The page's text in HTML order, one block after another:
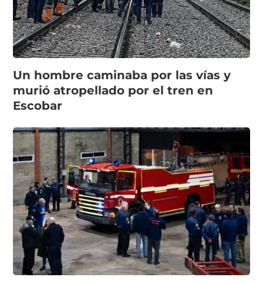
Un hombre caminaba por las vías y
murió atropellado por el tren en
Escobar